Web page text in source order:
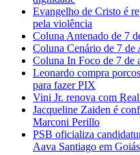
Evangelho de Cristo é
pela violência
Coluna Antenado de 7
Coluna Cenário de 7 de
Coluna In Foco de 7 de
Leonardo compra
para fazer PIX
Vini Jr. renova com
Jacqueline Zaiden é
Marconi Perillo
PSB oficializa
Aava Santiago em Goiás